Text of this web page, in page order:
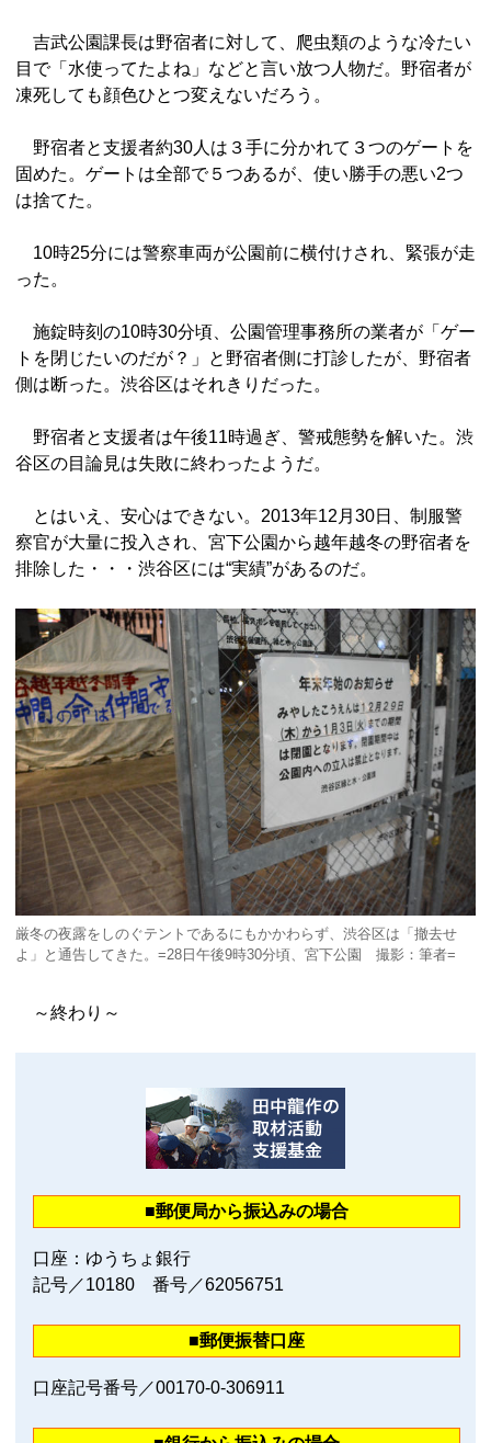
吉武公園課長は野宿者に対して、爬虫類のような冷たい
目で「水使ってたよね」などと言い放つ人物だ。野宿者が
凍死しても顔色ひとつ変えないだろう。
野宿者と支援者約30人は３手に分かれて３つのゲートを
固めた。ゲートは全部で５つあるが、使い勝手の悪い2つ
は捨てた。
10時25分には警察車両が公園前に横付けされ、緊張が走
った。
施錠時刻の10時30分頃、公園管理事務所の業者が「ゲー
トを閉じたいのだが？」と野宿者側に打診したが、野宿者
側は断った。渋谷区はそれきりだった。
野宿者と支援者は午後11時過ぎ、警戒態勢を解いた。渋
谷区の目論見は失敗に終わったようだ。
とはいえ、安心はできない。2013年12月30日、制服警
察官が大量に投入され、宮下公園から越年越冬の野宿者を
排除した・・・渋谷区には“実績”があるのだ。
厳冬の夜露をしのぐテントであるにもかかわらず、渋谷区は「撤去せ
よ」と通告してきた。=28日午後9時30分頃、宮下公園 撮影：筆者=
～終わり～
■郵便局から振込みの場合
口座：ゆうちょ銀行
記号／10180 番号／62056751
■郵便振替口座
口座記号番号／00170‐0‐306911